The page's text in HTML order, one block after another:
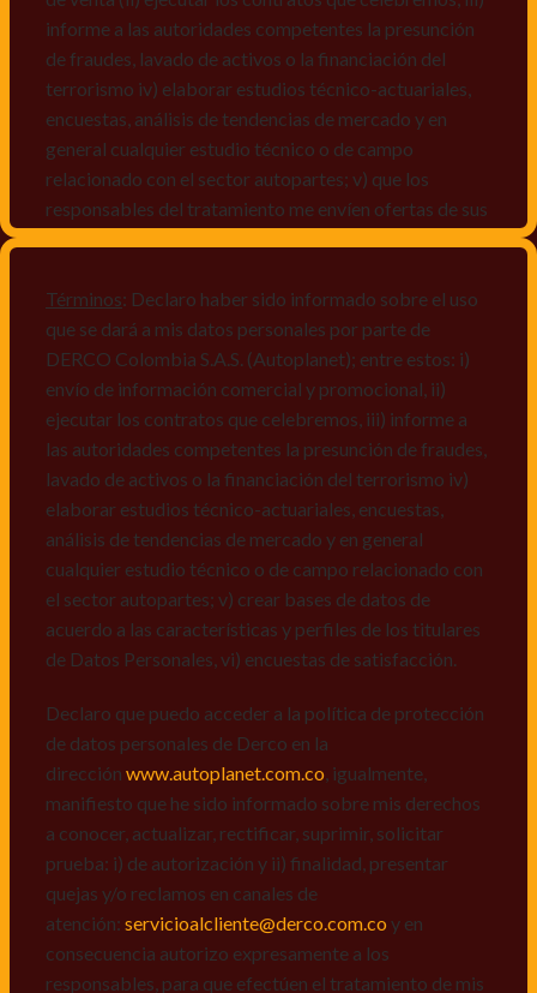
informe a las autoridades competentes la presunción
de fraudes, lavado de activos o la financiación del
terrorismo iv) elaborar estudios técnico-actuariales,
encuestas, análisis de tendencias de mercado y en
general cualquier estudio técnico o de campo
relacionado con el sector autopartes; v) que los
responsables del tratamiento me envíen ofertas de sus
mismos, vi) crear bases de datos de acuerdo a las
características y perfiles de los titulares de Datos
Personales, v) encuestas de satisfacción, vi) reportes
recall.
Declaro que puedo acceder a la política de protección
de datos personales de Derco en la
direcciónwww.autoplanet.com.co, igualmente,
manifiesto que he sido informado sobre mis derechos
a conocer, actualizar, rectificar, suprimir, solicitar
prueba: i) de autorización y ii) finalidad, presentar
quejas y/o reclamos en canales de
atención: servicioalcliente@derco.com.coy en
responsables, para que efectúen el tratamiento de mis
datos conforme lo expuesto.
Términos: Declaro haber sido informado sobre el uso
que se dará a mis datos personales por parte de
DERCO Colombia S.A.S. (Autoplanet); entre estos: i)
envío de información comercial y promocional, ii)
ejecutar los contratos que celebremos, iii) informe a
las autoridades competentes la presunción de fraudes,
lavado de activos o la financiación del terrorismo iv)
elaborar estudios técnico-actuariales, encuestas,
análisis de tendencias de mercado y en general
cualquier estudio técnico o de campo relacionado con
el sector autopartes; v) crear bases de datos de
acuerdo a las características y perfiles de los titulares
de Datos Personales, vi) encuestas de satisfacción.
Declaro que puedo acceder a la política de protección
de datos personales de Derco en la
dirección www.autoplanet.com.co , igualmente,
manifiesto que he sido informado sobre mis derechos
a conocer, actualizar, rectificar, suprimir, solicitar
prueba: i) de autorización y ii) finalidad, presentar
quejas y/o reclamos en canales de
atención: servicioalcliente@derco.com.co y en
consecuencia autorizo expresamente a los
responsables, para que efectúen el tratamiento de mis